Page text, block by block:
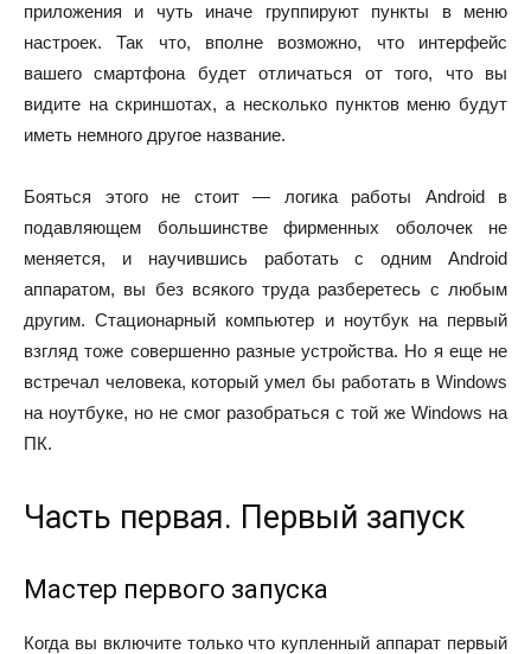
приложения и чуть иначе группируют пункты в меню
настроек. Так что, вполне возможно, что интерфейс
вашего смартфона будет отличаться от того, что вы
видите на скриншотах, а несколько пунктов меню будут
иметь немного другое название.
Бояться этого не стоит — логика работы Android в
подавляющем большинстве фирменных оболочек не
меняется, и научившись работать с одним Android
аппаратом, вы без всякого труда разберетесь с любым
другим. Стационарный компьютер и ноутбук на первый
взгляд тоже совершенно разные устройства. Но я еще не
встречал человека, который умел бы работать в Windows
на ноутбуке, но не смог разобраться с той же Windows на
ПК.
Часть первая. Первый запуск
Мастер первого запуска
Когда вы включите только что купленный аппарат первый